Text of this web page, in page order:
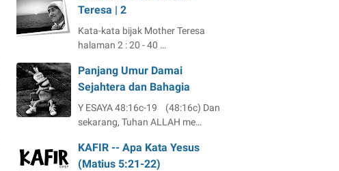
Teresa | 2
Kata-kata bijak Mother Teresa
halaman 2 : 20 - 40 …
Panjang Umur Damai
Sejahtera dan Bahagia
Y ESAYA 48:16c-19 (48:16c) Dan
sekarang, Tuhan ALLAH me…
KAFIR -- Apa Kata Yesus
(Matius 5:21-22)